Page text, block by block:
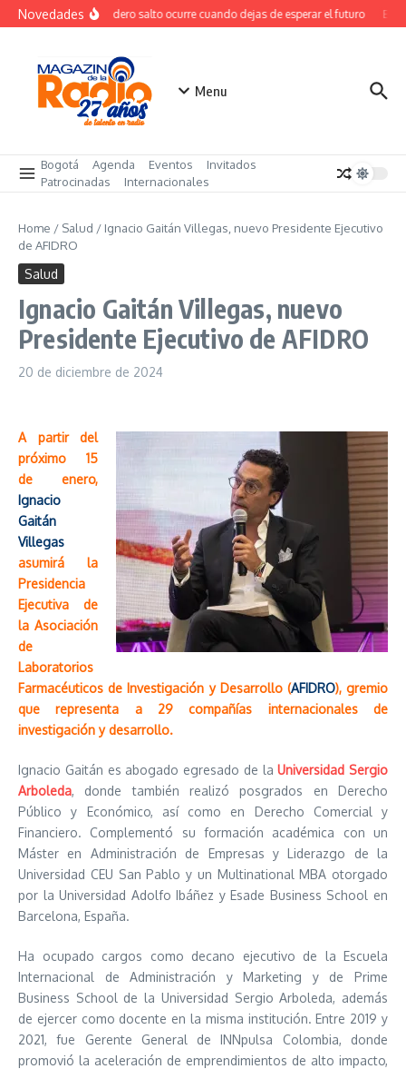
Saltar al contenido
NovedadesEl verdadero salto ocurre cuando dejas de esperar el futuro El
Menu
Bogotá Agenda Eventos
Invitados
Patrocinadas
Internacionales
Home / Salud / Ignacio Gaitán Villegas, nuevo Presidente Ejecutivo
de AFIDRO
Salud
Ignacio Gaitán Villegas, nuevo
Presidente Ejecutivo de AFIDRO
20 de diciembre de 2024
A partir del
próximo 15
de enero,
Ignacio
Gaitán
Villegas
asumirá la
Presidencia
Ejecutiva de
la Asociación
de
Laboratorios
Farmacéuticos de Investigación y Desarrollo (AFIDRO), gremio
que representa a 29 compañías internacionales de
investigación y desarrollo.
Ignacio Gaitán es abogado egresado de laUniversidad Sergio
Arboleda, donde también realizó posgrados en Derecho
Público y Económico, así como en Derecho Comercial y
Financiero. Complementó su formación académica con un
Máster en Administración de Empresas y Liderazgo de la
Universidad CEU San Pablo y un Multinational MBA otorgado
por la Universidad Adolfo Ibáñez y Esade Business School en
Barcelona, España.
Ha ocupado cargos como decano ejecutivo de la Escuela
Internacional de Administración y Marketing y de Prime
Business School de la Universidad Sergio Arboleda, además
de ejercer como docente en la misma institución. Entre 2019 y
2021, fue Gerente General de INNpulsa Colombia, donde
promovió la aceleración de emprendimientos de alto impacto,